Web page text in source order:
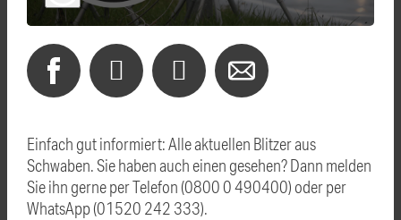
Einfach gut informiert: Alle aktuellen Blitzer aus
Schwaben. Sie haben auch einen gesehen? Dann melden
Sie ihn gerne per Telefon (0800 0 490400) oder per
WhatsApp (01520 242 333).